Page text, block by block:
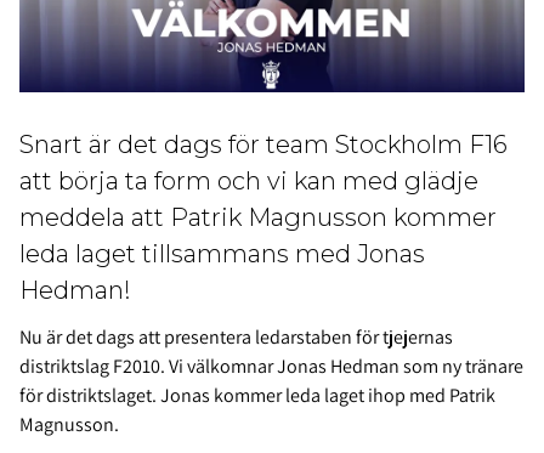
Snart är det dags för team Stockholm F16
att börja ta form och vi kan med glädje
meddela att Patrik Magnusson kommer
leda laget tillsammans med Jonas
Hedman!
Nu är det dags att presentera ledarstaben för tjejernas
distriktslag F2010. Vi välkomnar Jonas Hedman som ny tränare
för distriktslaget. Jonas kommer leda laget ihop med Patrik
Magnusson.